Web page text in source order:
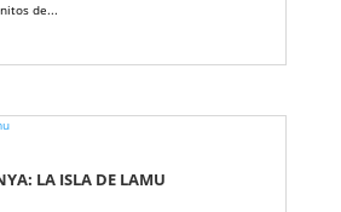
de...
LA ISLA DE LAMU